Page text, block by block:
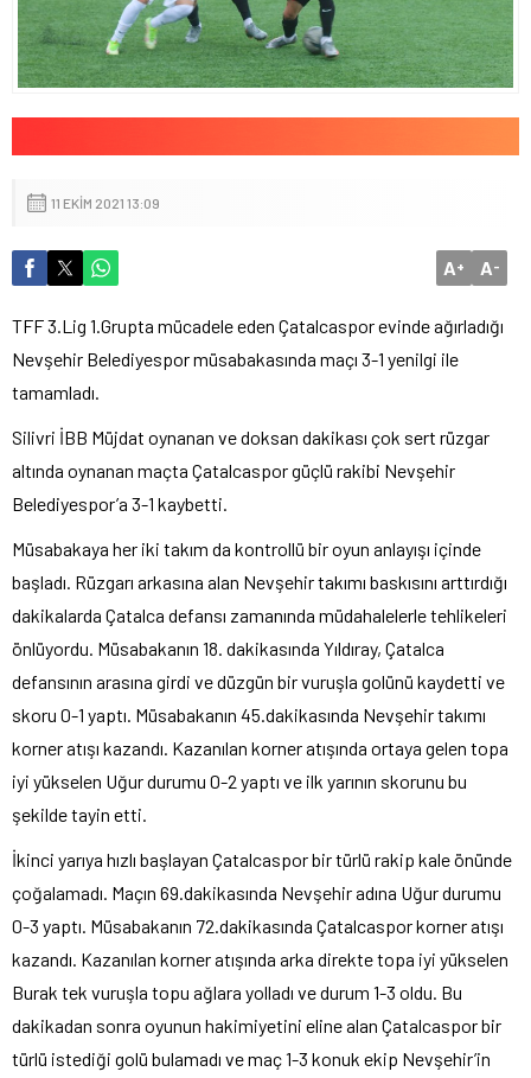
11 EKIM 2021 13:09
A+ A-
TFF 3.Lig 1.Grupta mücadele eden Çatalcaspor evinde ağırladığı
Nevşehir Belediyespor müsabakasında maçı 3-1 yenilgi ile
tamamladı.
Silivri İBB Müjdat oynanan ve doksan dakikası çok sert rüzgar
altında oynanan maçta Çatalcaspor güçlü rakibi Nevşehir
Belediyespor’a 3-1 kaybetti.
Müsabakaya her iki takım da kontrollü bir oyun anlayışı içinde
başladı. Rüzgarı arkasına alan Nevşehir takımı baskısını arttırdığı
dakikalarda Çatalca defansı zamanında müdahalelerle tehlikeleri
önlüyordu. Müsabakanın 18. dakikasında Yıldıray, Çatalca
defansının arasına girdi ve düzgün bir vuruşla golünü kaydetti ve
skoru 0-1 yaptı. Müsabakanın 45.dakikasında Nevşehir takımı
korner atışı kazandı. Kazanılan korner atışında ortaya gelen topa
iyi yükselen Uğur durumu 0-2 yaptı ve ilk yarının skorunu bu
şekilde tayin etti.
İkinci yarıya hızlı başlayan Çatalcaspor bir türlü rakip kale önünde
çoğalamadı. Maçın 69.dakikasında Nevşehir adına Uğur durumu
0-3 yaptı. Müsabakanın 72.dakikasında Çatalcaspor korner atışı
kazandı. Kazanılan korner atışında arka direkte topa iyi yükselen
Burak tek vuruşla topu ağlara yolladı ve durum 1-3 oldu. Bu
dakikadan sonra oyunun hakimiyetini eline alan Çatalcaspor bir
türlü istediği golü bulamadı ve maç 1-3 konuk ekip Nevşehir’in